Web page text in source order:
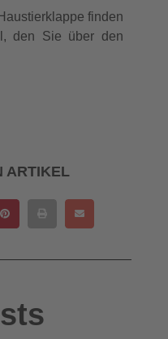
finden
den Sie über den
ARTIKEL